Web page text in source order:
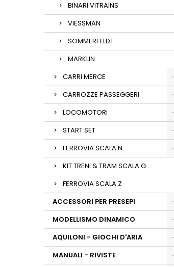
BINARI VITRAINS
VIESSMAN
SOMMERFELDT
MARKLIN
CARRI MERCE
CARROZZE PASSEGGERI
LOCOMOTORI
START SET
FERROVIA SCALA N
KIT TRENI & TRAM SCALA G
FERROVIA SCALA Z
ACCESSORI PER PRESEPI
MODELLISMO DINAMICO
AQUILONI - GIOCHI D'ARIA
MANUALI - RIVISTE